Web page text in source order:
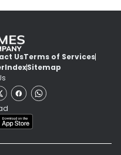
UsTerms of Services
IndexSitemap